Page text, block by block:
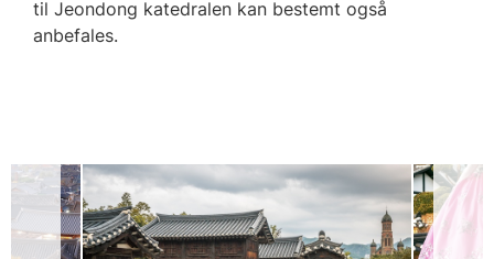
til Jeondong katedralen kan bestemt også
anbefales.